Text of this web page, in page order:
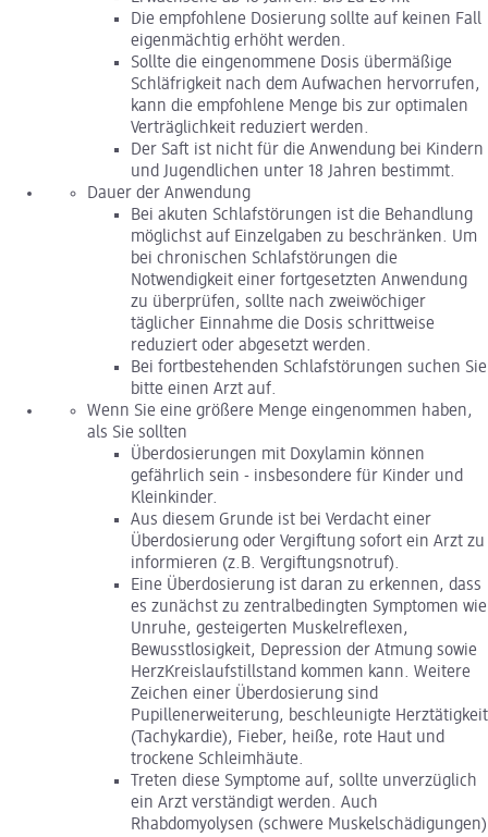
Die empfohlene Dosierung sollte auf keinen Fall
eigenmächtig erhöht werden.
Sollte die eingenommene Dosis übermäßige
Schläfrigkeit nach dem Aufwachen hervorrufen,
kann die empfohlene Menge bis zur optimalen
Verträglichkeit reduziert werden.
Der Saft ist nicht für die Anwendung bei Kindern
und Jugendlichen unter 18 Jahren bestimmt.
Dauer der Anwendung
Bei akuten Schlafstörungen ist die Behandlung
möglichst auf Einzelgaben zu beschränken. Um
bei chronischen Schlafstörungen die
Notwendigkeit einer fortgesetzten Anwendung
zu überprüfen, sollte nach zweiwöchiger
täglicher Einnahme die Dosis schrittweise
reduziert oder abgesetzt werden.
Bei fortbestehenden Schlafstörungen suchen Sie
bitte einen Arzt auf.
Wenn Sie eine größere Menge eingenommen haben,
als Sie sollten
Überdosierungen mit Doxylamin können
gefährlich sein - insbesondere für Kinder und
Kleinkinder.
Aus diesem Grunde ist bei Verdacht einer
Überdosierung oder Vergiftung sofort ein Arzt zu
informieren (z.B. Vergiftungsnotruf).
Eine Überdosierung ist daran zu erkennen, dass
es zunächst zu zentralbedingten Symptomen wie
Unruhe, gesteigerten Muskelreflexen,
Bewusstlosigkeit, Depression der Atmung sowie
HerzKreislaufstillstand kommen kann. Weitere
Zeichen einer Überdosierung sind
Pupillenerweiterung, beschleunigte Herztätigkeit
(Tachykardie), Fieber, heiße, rote Haut und
trockene Schleimhäute.
Treten diese Symptome auf, sollte unverzüglich
ein Arzt verständigt werden. Auch
Rhabdomyolysen (schwere Muskelschädigungen)